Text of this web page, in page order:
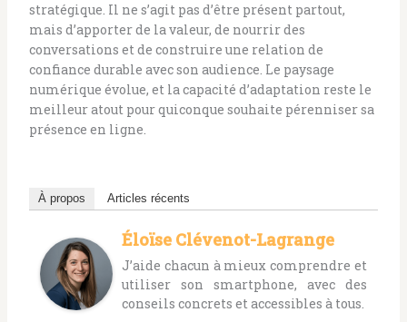
stratégique. Il ne s’agit pas d’être présent partout,
mais d’apporter de la valeur, de nourrir des
conversations et de construire une relation de
confiance durable avec son audience. Le paysage
numérique évolue, et la capacité d’adaptation reste le
meilleur atout pour quiconque souhaite pérenniser sa
présence en ligne.
À propos Articles récents
Éloïse Clévenot-Lagrange
J’aide chacun à mieux comprendre et
utiliser son smartphone, avec des
conseils concrets et accessibles à tous.